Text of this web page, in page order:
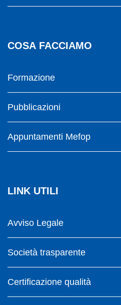
COSA FACCIAMO
Formazione
Pubblicazioni
Appuntamenti Mefop
LINK UTILI
Avviso Legale
Società trasparente
Certificazione qualità